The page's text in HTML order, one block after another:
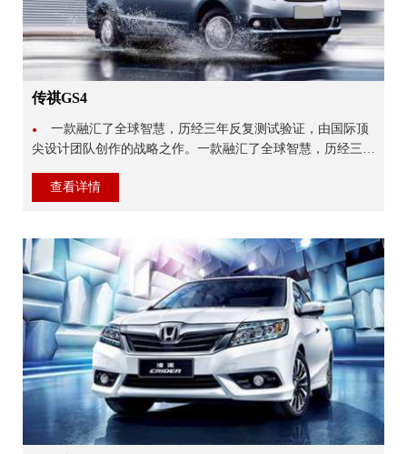
传祺GS4
●
一款融汇了全球智慧，历经三年反复测试验证，由国际顶
尖设计团队创作的战略之作。一款融汇了全球智慧，历经三年
查看详情